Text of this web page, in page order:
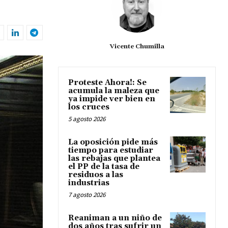
Vicente Chumilla
Proteste Ahora!: Se
acumula la maleza que
ya impide ver bien en
los cruces
5 agosto 2026
La oposición pide más
tiempo para estudiar
las rebajas que plantea
el PP de la tasa de
residuos a las
industrias
7 agosto 2026
Reaniman a un niño de